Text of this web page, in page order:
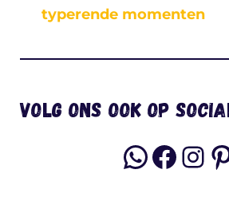
typerende momenten
Volg ons ook op